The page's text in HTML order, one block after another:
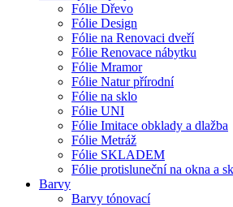
Fólie Dřevo
Fólie Design
Fólie na Renovaci dveří
Fólie Renovace nábytku
Fólie Mramor
Fólie Natur přírodní
Fólie na sklo
Fólie UNI
Fólie Imitace obklady a dlažba
Fólie Metráž
Fólie SKLADEM
Fólie protisluneční na okna a
Barvy
Barvy tónovací